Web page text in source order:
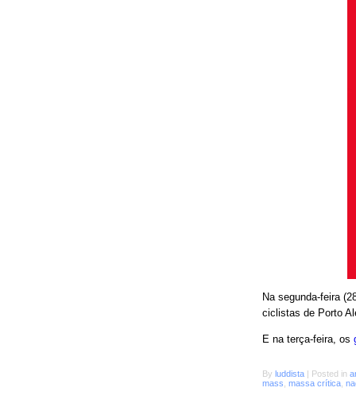
Na segunda-feira
ciclistas de Porto
E na terça-feira, os
By luddista | Posted in
mass massa crítica